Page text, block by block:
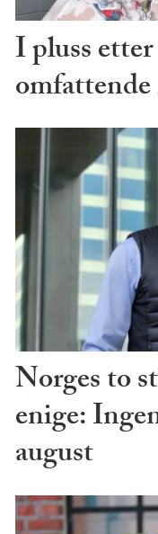
I pluss
omfattende
Norges to
enige:
august